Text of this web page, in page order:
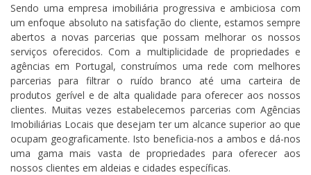
Sendo uma empresa imobiliária progressiva e ambiciosa com
um enfoque absoluto na satisfação do cliente, estamos sempre
abertos a novas parcerias que possam melhorar os nossos
serviços oferecidos. Com a multiplicidade de propriedades e
agências em Portugal, construímos uma rede com melhores
parcerias para filtrar o ruído branco até uma carteira de
produtos gerível e de alta qualidade para oferecer aos nossos
clientes. Muitas vezes estabelecemos parcerias com Agências
Imobiliárias Locais que desejam ter um alcance superior ao que
ocupam geograficamente. Isto beneficia-nos a ambos e dá-nos
uma gama mais vasta de propriedades para oferecer aos
nossos clientes em aldeias e cidades específicas.